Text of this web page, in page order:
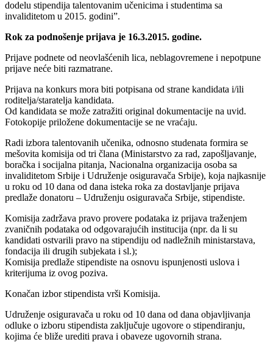
dodelu stipendija talentovanim učenicima i studentima sa
invaliditetom u 2015. godini”.
Rok za podnošenje prijava je 16.3.2015. godine.
Prijave podnete od neovlašćenih lica, neblagovremene i nepotpune
prijave neće biti razmatrane.
Prijava na konkurs mora biti potpisana od strane kandidata i/ili
roditelja/staratelja kandidata.
Od kandidata se može zatražiti original dokumentacije na uvid.
Fotokopije priložene dokumentacije se ne vraćaju.
Radi izbora talentovanih učenika, odnosno studenata formira se
mešovita komisija od tri člana (Ministarstvo za rad, zapošljavanje,
boračka i socijalna pitanja, Nacionalna organizacija osoba sa
invaliditetom Srbije i Udruženje osiguravača Srbije), koja najkasnije
u roku od 10 dana od dana isteka roka za dostavljanje prijava
predlaže donatoru – Udruženju osiguravača Srbije, stipendiste.
Komisija zadržava pravo provere podataka iz prijava traženjem
zvaničnih podataka od odgovarajućih institucija (npr. da li su
kandidati ostvarili pravo na stipendiju od nadležnih ministarstava,
fondacija ili drugih subjekata i sl.);
Komisija predlaže stipendiste na osnovu ispunjenosti uslova i
kriterijuma iz ovog poziva.
Konačan izbor stipendista vrši Komisija.
Udruženje osiguravača u roku od 10 dana od dana objavljivanja
odluke o izboru stipendista zaključuje ugovore o stipendiranju,
kojima će bliže urediti prava i obaveze ugovornih strana.